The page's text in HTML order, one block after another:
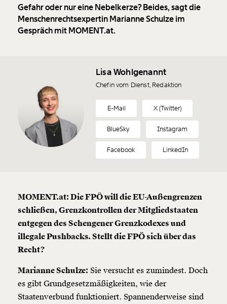
Gefahr oder nur eine Nebelkerze? Beides, sagt die
Menschenrechtsexpertin Marianne Schulze im
Gespräch mit MOMENT.at.
Lisa Wohlgenannt
Chefin vom Dienst, Redaktion
E-Mail X (Twitter)
BlueSky Instagram
Facebook LinkedIn
MOMENT.at: Die FPÖ will die EU-Außengrenzen
schließen, Grenzkontrollen der Mitgliedstaaten
entgegen des Schengener Grenzkodexes und
illegale Pushbacks. Stellt die FPÖ sich über das
Recht?
Marianne Schulze: Sie versucht es zumindest. Doch
es gibt Grundgesetzmäßigkeiten, wie der
Staatenverbund funktioniert. Spannenderweise sind